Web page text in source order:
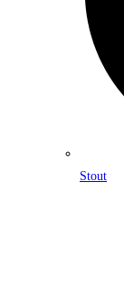
Stout